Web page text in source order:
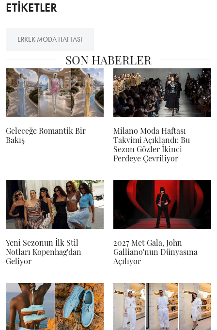
ETİKETLER
ERKEK MODA HAFTASI
SON HABERLER
Geleceğe Romantik Bir
Bakış
Milano Moda Haftası
Takvimi Açıklandı: Bu
Sezon Gözler İkinci
Perdeye Çevriliyor
Yeni Sezonun İlk Stil
Notları Kopenhag'dan
Geliyor
2027 Met Gala, John
Galliano'nun Dünyasına
Açılıyor